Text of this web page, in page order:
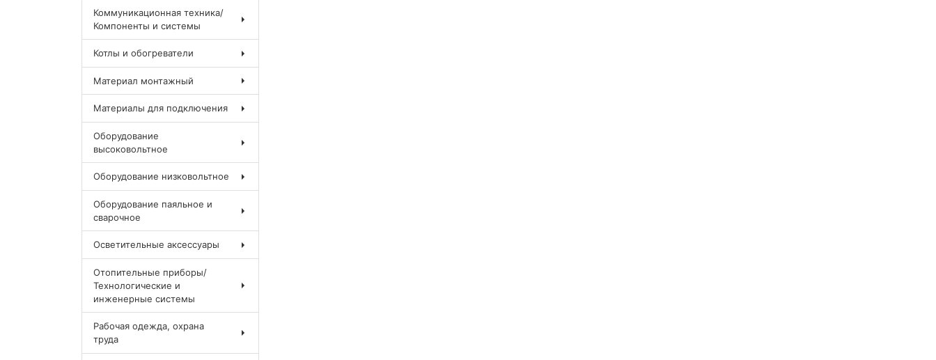
Коммуникационная техника/
Компоненты и системы
Котлы и обогреватели
Материал монтажный
Материалы для подключения
Оборудование
высоковольтное
Оборудование низковольтное
Оборудование паяльное и
сварочное
Осветительные аксессуары
Отопительные приборы/
Технологические и
инженерные системы
Рабочая одежда, охрана
труда